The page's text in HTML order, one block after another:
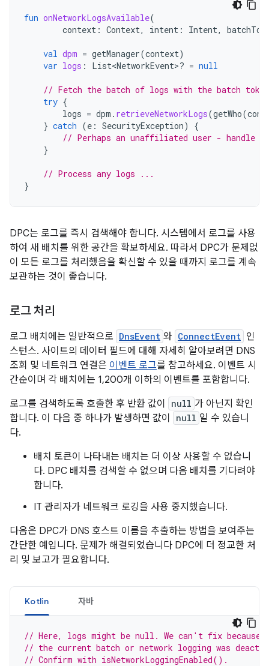
fun onNetworkLogsAvailable(
context : Context, intent : Intent,
val dpm = getManager(context)
var logs : List<NetworkEvent>? = null
// Fetch the batch of logs with the batch
try {
logs = dpm . retrieveNetworkLogs(getWho(
} catch (e : SecurityException)
{
// Perhaps an unaffiliated user - handle
}
// Process any logs ...
}
DPC는 로그를 즉시 검색해야 합니다. 시스템에서 로그를 사용
하여 새 배치를 위한 공간을 확보하세요. 따라서 DPC가 문제없
이 모든 로그를 처리했음을 확신할 수 있을 때까지 로그를 계속
보관하는 것이 좋습니다.
로그 처리
로그 배치에는 일반적으로 DnsEvent 와 ConnectEvent 인
스턴스. 사이트의 데이터 필드에 대해 자세히 알아보려면 DNS
조회 및 네트워크 연결은 이벤트 로그를 참고하세요. 이벤트 시
간순이며 각 배치에는 1,200개 이하의 이벤트를 포함합니다.
로그를 검색하도록 호출한 후 반환 값이
null 가 아닌지 확인
합니다. 이 다음 중 하나가 발생하면 값이
null 일 수 있습니
다.
배치 토큰이 나타내는 배치는 더 이상 사용할 수 없습니
다. DPC 배치를 검색할 수 없으며 다음 배치를 기다려야
합니다.
IT 관리자가 네트워크 로깅을 사용 중지했습니다.
다음은 DPC가 DNS 호스트 이름을 추출하는 방법을 보여주는
간단한 예입니다. 문제가 해결되었습니다 DPC에 더 정교한 처
리 및 보고가 필요합니다.
Kotlin 자바
// Here, logs might be null. We can't fix because
// the current batch or network logging was
// Confirm with isNetworkLoggingEnabled().